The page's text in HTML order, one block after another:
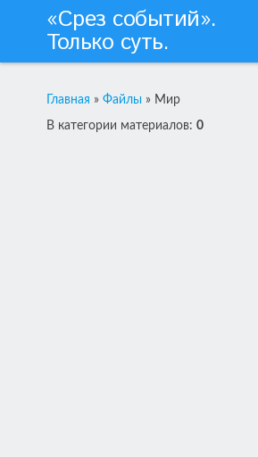
«Срез событий».
Только суть.
Главная » Файлы » Мир
В категории материалов: 0